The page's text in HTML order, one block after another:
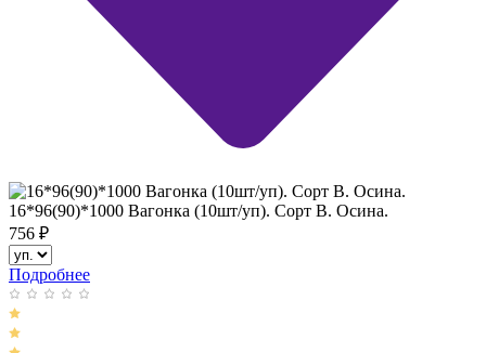
16*96(90)*1000 Вагонка (10шт/уп). Сорт В. Осина.
756 ₽
Подробнее